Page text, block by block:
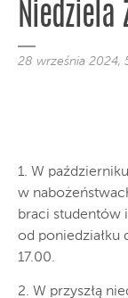
Niedziela
28 września 2024,
1. W
w
braci studentów
od poniedziałku
17.00.
2. W przyszłą